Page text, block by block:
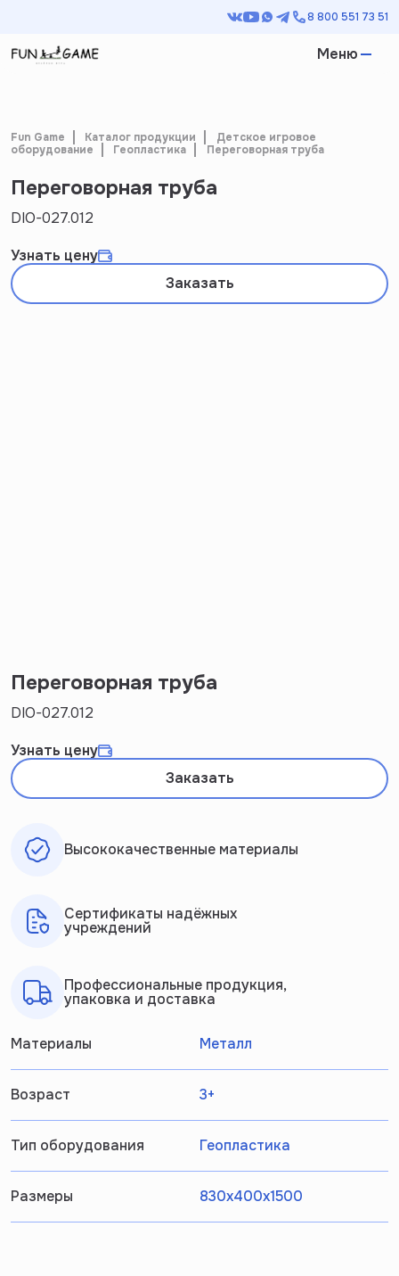
8 800 551 73 51
Меню
Fun Game Каталог продукции
Детское игровое
оборудование
Геопластика Переговорная труба
Переговорная труба
DIO-027.012
Узнать цену
Заказать
Переговорная труба
DIO-027.012
Узнать цену
Заказать
Высококачественные материалы
Сертификаты надёжных
учреждений
Профессиональные продукция,
упаковка и доставка
Материалы Металл
Возраст 3+
Тип оборудования Геопластика
Размеры 830x400x1500